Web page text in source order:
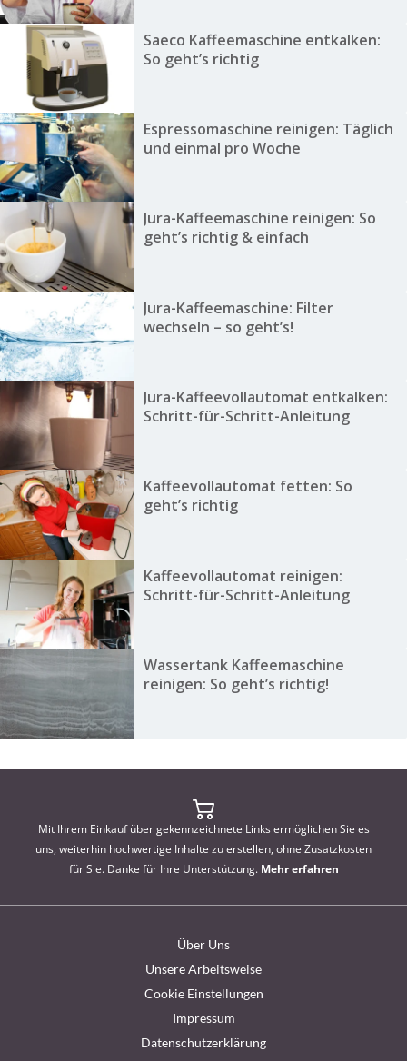
Saeco Kaffeemaschine entkalken:
So geht’s richtig
Espressomaschine reinigen: Täglich
und einmal pro Woche
Jura-Kaffeemaschine reinigen: So
geht’s richtig & einfach
Jura-Kaffeemaschine: Filter
wechseln – so geht’s!
Jura-Kaffeevollautomat entkalken:
Schritt-für-Schritt-Anleitung
Kaffeevollautomat fetten: So
geht’s richtig
Kaffeevollautomat reinigen:
Schritt-für-Schritt-Anleitung
Wassertank Kaffeemaschine
reinigen: So geht’s richtig!
Mit Ihrem Einkauf über gekennzeichnete Links ermöglichen Sie es
uns, weiterhin hochwertige Inhalte zu erstellen, ohne Zusatzkosten
für Sie. Danke für Ihre Unterstützung. Mehr erfahren
Über Uns
Unsere Arbeitsweise
Cookie Einstellungen
Impressum
Datenschutzerklärung